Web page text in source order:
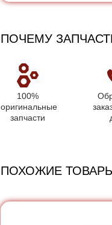
ПОЧЕМУ
100%
оригинальные
запчасти
ПОХОЖИЕ